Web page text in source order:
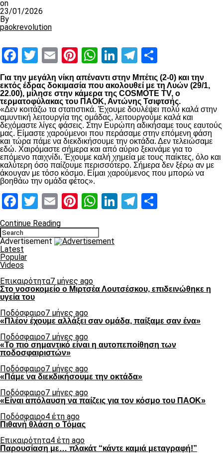
on
23/01/2026
By
paokrevolution
Facebook
Twitter
EmailPinterest
WhatsApp
LinkedIn
Telegram
Για την μεγάλη νίκη απέναντι στην Μπέτις (2-0) και την
εκτός έδρας δοκιμασία που ακολουθεί με τη Λυών (29/1,
22.00), μίλησε στην κάμερα της COSMOTE TV, ο
τερματοφύλακας του ΠΑΟΚ, Αντώνης Τσιφτσής.
«Δεν κοιτάζω τα στατιστικά. Έχουμε δουλέψει πολύ καλά στην
αμυντική λειτουργία της ομάδας, λειτουργούμε καλά και
δεχόμαστε λίγες φάσεις. Στην Ευρώπη αδικήσαμε τους εαυτούς
μας. Είμαστε χαρούμενοι που περάσαμε στην επόμενη φάση
και τώρα πάμε να διεκδικήσουμε την οκτάδα. Δεν τελειώσαμε
εδώ. Χαιρόμαστε σήμερα και από αύριο ξεκινάμε για το
επόμενο παιχνίδι. Έχουμε καλή χημεία με τους παίκτες, όλο και
καλύτερη όσο παίζουμε περισσότερο. Σήμερα δεν ξέρω αν με
άκουγαν με τόσο κόσμο. Είμαι χαρούμενος που μπορώ να
βοηθάω την ομάδα φέτος».
Facebook
Twitter
EmailPinterest
WhatsApp
LinkedIn
Telegram
Continue Reading
Advertisement
Latest
Popular
Videos
Επικαιρότητα7 μήνες ago
Στο νοσοκομείο ο Μιρτσέα Λουτσέσκου, επιδεινώθηκε η
υγεία του
Ποδόσφαιρο7 μήνες ago
«Πλέον έχουμε αλλάξει σαν ομάδα, παίξαμε σαν ένα»
Ποδόσφαιρο7 μήνες ago
«Το πιο σημαντικό είναι η αυτοπεποίθηση των
ποδοσφαιριστών»
Ποδόσφαιρο7 μήνες ago
«Πάμε να διεκδικήσουμε την οκτάδα»
Ποδόσφαιρο7 μήνες ago
«Είναι απόλαυση να παίζεις για τον κόσμο του ΠΑΟΚ»
Ποδόσφαιρο4 έτη ago
Πιθανή θλάση ο Τόμας
Επικαιρότητα4 έτη ago
Παρουσίαση με… πλακάτ “κάντε καμιά μεταγραφή!”